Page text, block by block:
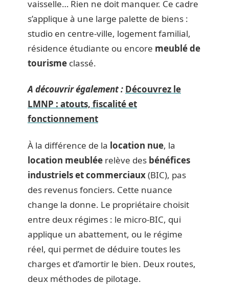
vaisselle… Rien ne doit manquer. Ce cadre
s’applique à une large palette de biens :
studio en centre-ville, logement familial,
résidence étudiante ou encore meublé de
tourisme classé.
A découvrir également : Découvrez le
LMNP : atouts, fiscalité et
fonctionnement
À la différence de la location nue, la
location meublée relève des bénéfices
industriels et commerciaux(BIC), pas
des revenus fonciers. Cette nuance
change la donne. Le propriétaire choisit
entre deux régimes : le micro-BIC, qui
applique un abattement, ou le régime
réel, qui permet de déduire toutes les
charges et d’amortir le bien. Deux routes,
deux méthodes de pilotage.